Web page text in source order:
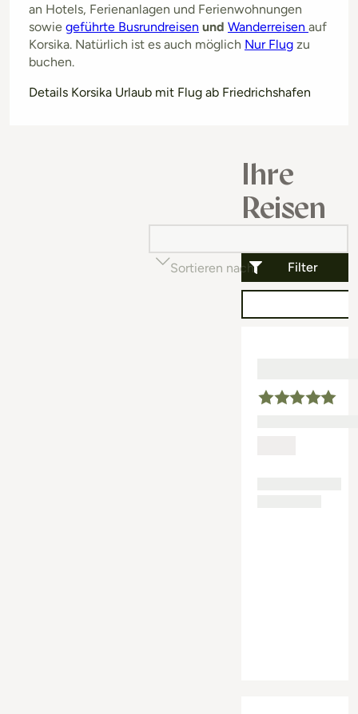
an Hotels, Ferienanlagen und Ferienwohnungen
sowie geführte Busrundreisen und Wanderreisen auf
Korsika. Natürlich ist es auch möglich Nur Flug zu
buchen.
Details Korsika Urlaub mit Flug ab Friedrichshafen
Ihre
Reisen
Filter
Sortieren nach Beliebtheit